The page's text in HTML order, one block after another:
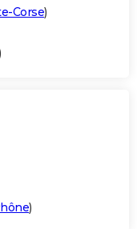
Corse)
)